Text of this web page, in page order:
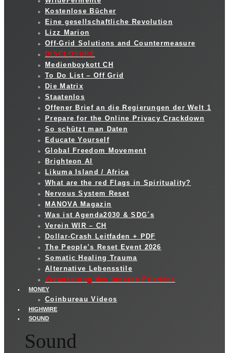
Kostenlose Bücher
Eine gesellschaftliche Revolution
Lizz Marion
Off-Grid Solutions and Countermeasure
DISCLOSURE
Medienboykott CH
To Do List – Off Grid
Die Matrix
Staatenlos
Offener Brief an die Regierungen der Welt 1
Prepare for the Online Privacy Crackdown
So schützt man Daten
Educate Yourself
Global Freedom Movement
Brighteon AI
Likuma Island / Africa
What are the red Flags in Spirituality?
Nervous System Reset
MANOVA Magazin
Was ist Agenda2030 & SDG´s
Verein WIR – CH
Dollar-Crash Leitfaden + PDF
The People’s Reset Event 2026
Somatic Healing Trauma
Alternative Lebensstile
Verankerung des inneren Friedens
MONEY
Coinbureau Videos
HIGHWIRE
SOUND
Sound